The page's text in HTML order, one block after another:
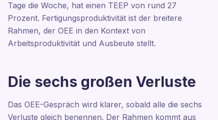
Tage die Woche, hat einen TEEP von rund 27
Prozent. Fertigungsproduktivität ist der breitere
Rahmen, der OEE in den Kontext von
Arbeitsproduktivität und Ausbeute stellt.
Die sechs großen Verluste
Das OEE-Gespräch wird klarer, sobald alle die sechs
Verluste gleich benennen. Der Rahmen kommt aus